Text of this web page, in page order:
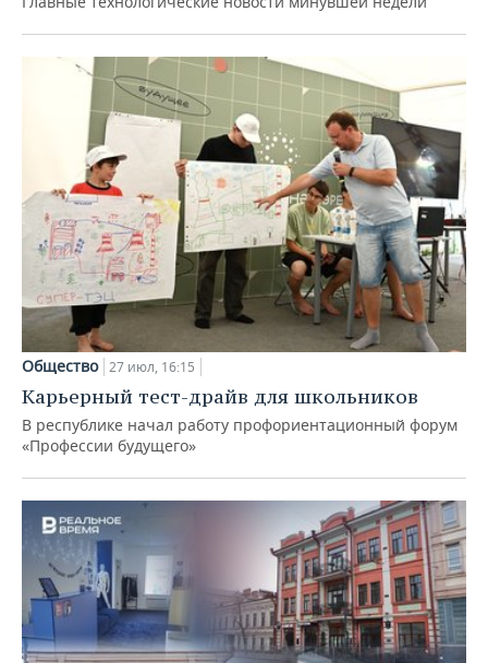
Общество 27 июл, 16:15
Карьерный тест-драйв для школьников
В республике начал работу профориентационный форум
«Профессии будущего»